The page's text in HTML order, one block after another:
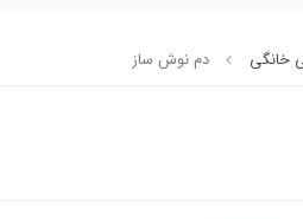
خانگی دم نوش ساز